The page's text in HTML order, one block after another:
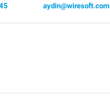
aydin@wiresoft.com